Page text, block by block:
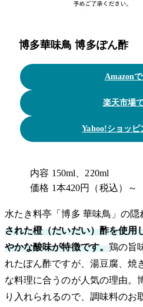
博多華味鳥 博多ぽん酢
Amazon
楽天市場
Yahoo!ショッピ
内容 150ml、220ml
価格 1本420円（税込）～
水たき料亭「博多 華味鳥」の
された橙（だいだい）酢を使用
やかな酸味が特徴です。鶏の旨
れたぽん酢ですが、湯豆腐、焼
な料理に合うのが人気の理由。
り入れられるので、調味料のお